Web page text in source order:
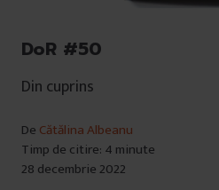
DoR #50
Din cuprins
De Cătălina Albeanu
Timp de citire: 4 minute
28 decembrie 2022